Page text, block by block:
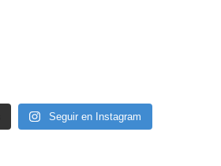
Seguir en Instagram